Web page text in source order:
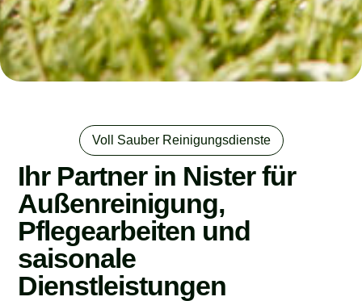
Voll Sauber Reinigungsdienste
Ihr Partner in Nister für
Außenreinigung,
Pflegearbeiten und
saisonale
Dienstleistungen